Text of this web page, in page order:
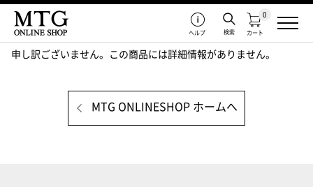
カート
0
検索
ヘルプ
申し訳ございません。この商品には詳細情報がありません。
MTG ONLINESHOP ホームへ